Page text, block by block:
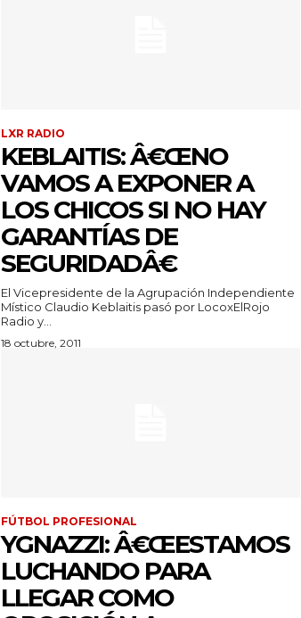
LXR RADIO
KEBLAITIS: Â€ŒNO
VAMOS A EXPONER A
LOS CHICOS SI NO HAY
GARANTÍAS DE
SEGURIDADÂ€
El Vicepresidente de la Agrupación Independiente
Místico Claudio Keblaitis pasó por LocoxElRojo
Radio y...
18 octubre, 2011
FÚTBOL PROFESIONAL
YGNAZZI: Â€ŒESTAMOS
LUCHANDO PARA
LLEGAR COMO